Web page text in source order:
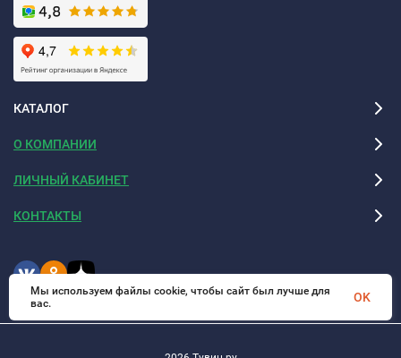
КАТАЛОГ
О КОМПАНИИ
ЛИЧНЫЙ КАБИНЕТ
КОНТАКТЫ
Мы используем файлы cookie, чтобы сайт был лучше для
вас.
OK